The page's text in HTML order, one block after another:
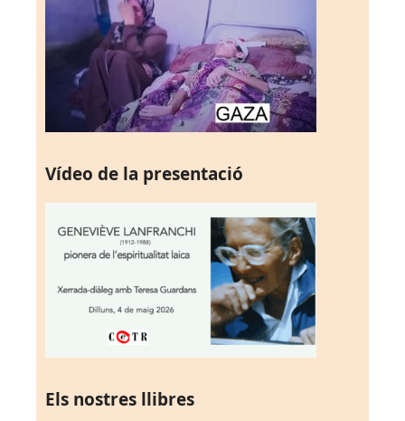
Vídeo de la presentació
Els nostres llibres